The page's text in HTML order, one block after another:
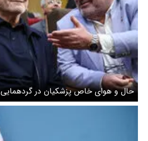
حال و هوای خاص پزشکیان در
دستگاه‌های کشور + عکس